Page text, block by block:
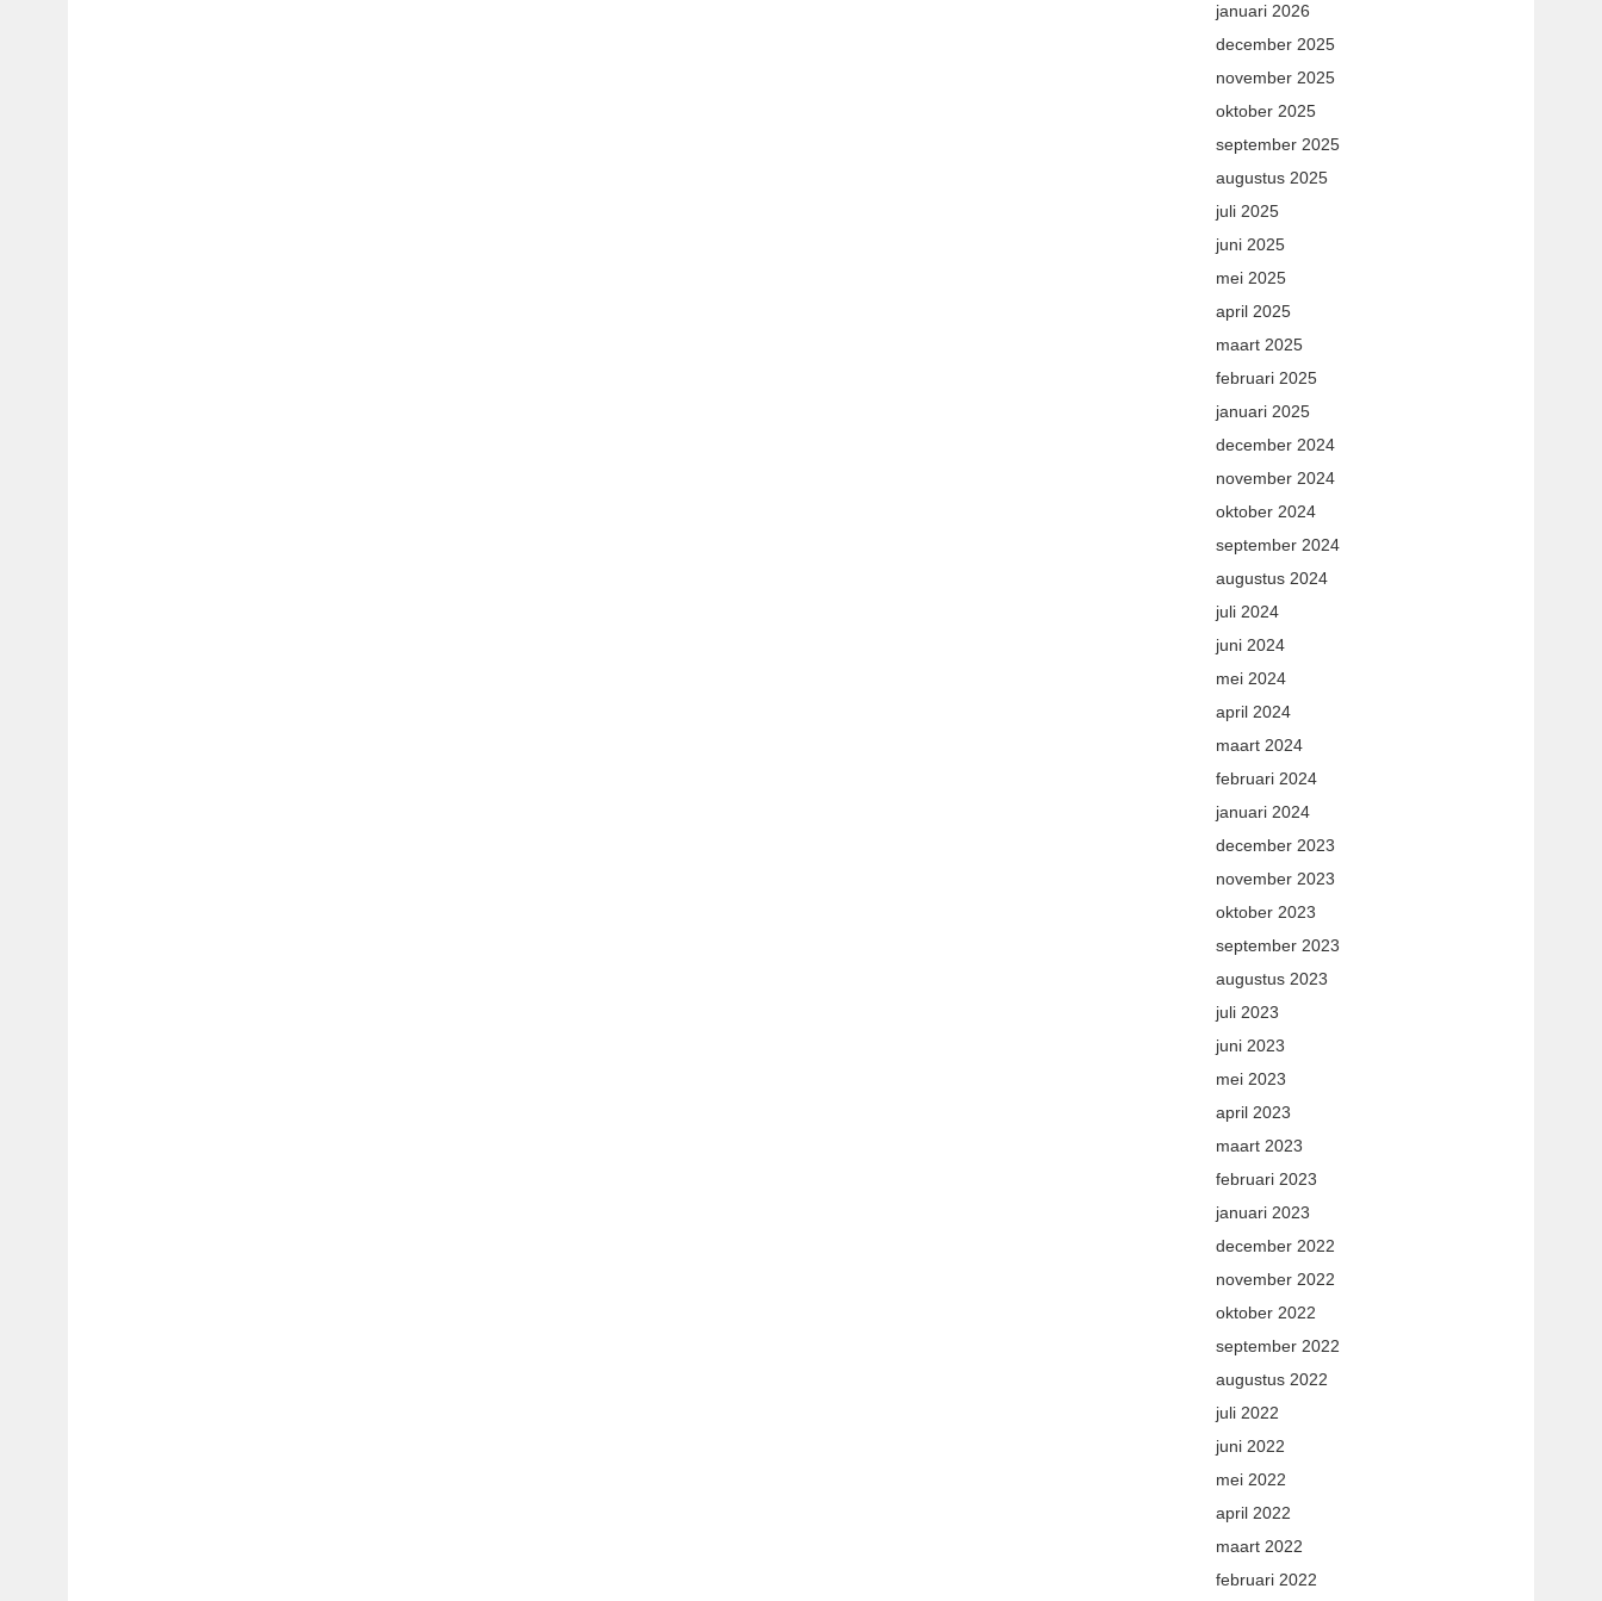
januari 2026
december 2025
november 2025
oktober 2025
september 2025
augustus 2025
juli 2025
juni 2025
mei 2025
april 2025
maart 2025
februari 2025
januari 2025
december 2024
november 2024
oktober 2024
september 2024
augustus 2024
juli 2024
juni 2024
mei 2024
april 2024
maart 2024
februari 2024
januari 2024
december 2023
november 2023
oktober 2023
september 2023
augustus 2023
juli 2023
juni 2023
mei 2023
april 2023
maart 2023
februari 2023
januari 2023
december 2022
november 2022
oktober 2022
september 2022
augustus 2022
juli 2022
juni 2022
mei 2022
april 2022
maart 2022
februari 2022